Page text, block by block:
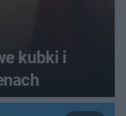
kubki i